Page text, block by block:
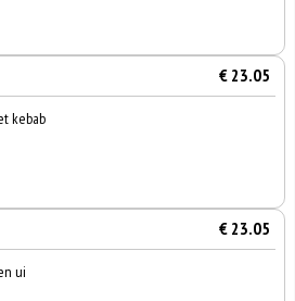
€ 23.05
kebab
€ 23.05
ui